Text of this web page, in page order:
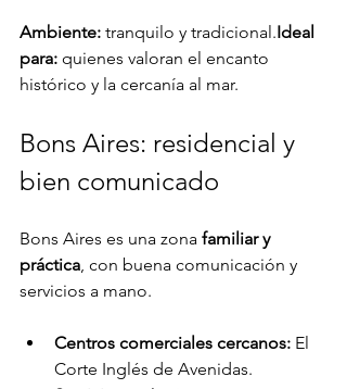
Ambiente: tranquilo y tradicional.Ideal
para: quienes valoran el encanto
histórico y la cercanía al mar.
Bons Aires: residencial y
bien comunicado
Bons Aires es una zona familiar y
práctica, con buena comunicación y
servicios a mano.
Centros comerciales cercanos: El
Corte Inglés de Avenidas.